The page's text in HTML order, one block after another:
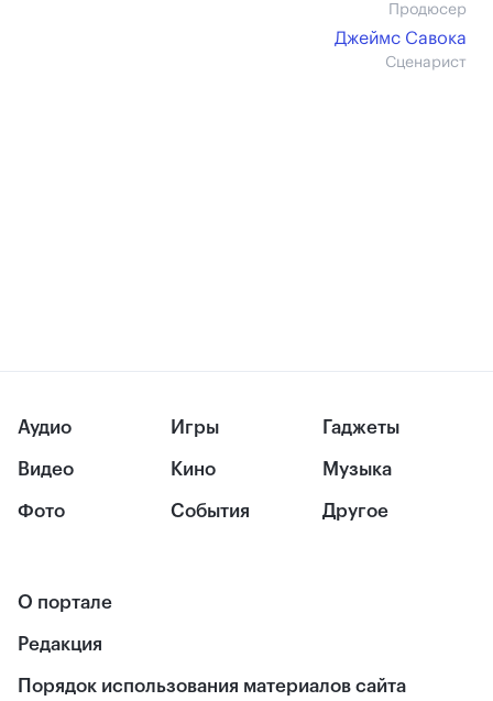
Продюсер
Джеймс Савока
Сценарист
Аудио
Видео
Фото
Игры
Кино
События
Гаджеты
Музыка
Другое
О портале
Редакция
Порядок использования материалов сайта